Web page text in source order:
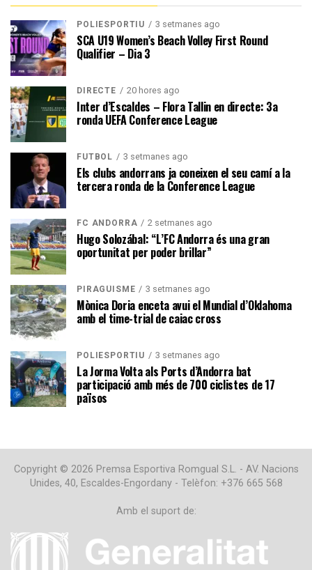
POLIESPORTIU 3 setmanes ago
SCA U19 Women’s Beach Volley First Round
Qualifier – Dia 3
DIRECTE 20 hores ago
Inter d’Escaldes – Flora Tallin en directe: 3a
ronda UEFA Conference League
FUTBOL 3 setmanes ago
Els clubs andorrans ja coneixen el seu camí a la
tercera ronda de la Conference League
FC ANDORRA 2 setmanes ago
Hugo Solozábal: “L’FC Andorra és una gran
oportunitat per poder brillar”
PIRAGÜISME 3 setmanes ago
Mònica Doria enceta avui el Mundial d’Oklahoma
amb el time-trial de caiac cross
POLIESPORTIU 3 setmanes ago
La Jorma Volta als Ports d’Andorra bat
participació amb més de 700 ciclistes de 17
països
Copyright © 2026 Premsa Esportiva Romgual S.L. - AV. Nacions
Unides, 40, Escaldes-Engordany - Telèfon: +376 665 568
Amb el suport de: